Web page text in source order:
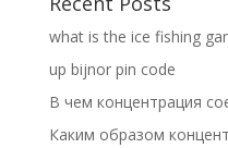
what is the ice fishing
up bijnor pin code
В чем концентрация
Каким образом